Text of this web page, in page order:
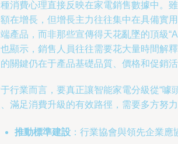
消費心理直接反映在家電銷售數據中。
在增長，但增長主力往往集中在具備實
產品，而非那些宣傳得天花亂墜的頂級
顯示，銷售人員往往需要花大量時間解
關鍵仍在于產品基礎品質、價格和促銷活
行業而言，要真正讓智能家電分級從“噱
滿足消費升級的有效路徑，需要多方努力
推動標準建設 ：行業協會與領先企業